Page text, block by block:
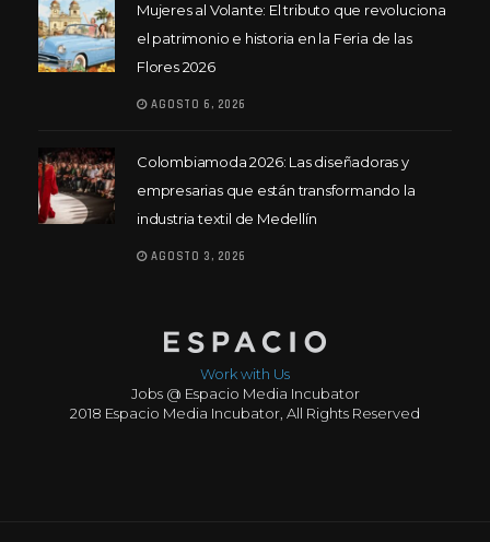
Mujeres al Volante: El tributo que revoluciona
el patrimonio e historia en la Feria de las
Flores 2026
AGOSTO 6, 2026
Colombiamoda 2026: Las diseñadoras y
empresarias que están transformando la
industria textil de Medellín
AGOSTO 3, 2026
Work with Us
Jobs @ Espacio Media Incubator
2018 Espacio Media Incubator, All Rights Reserved